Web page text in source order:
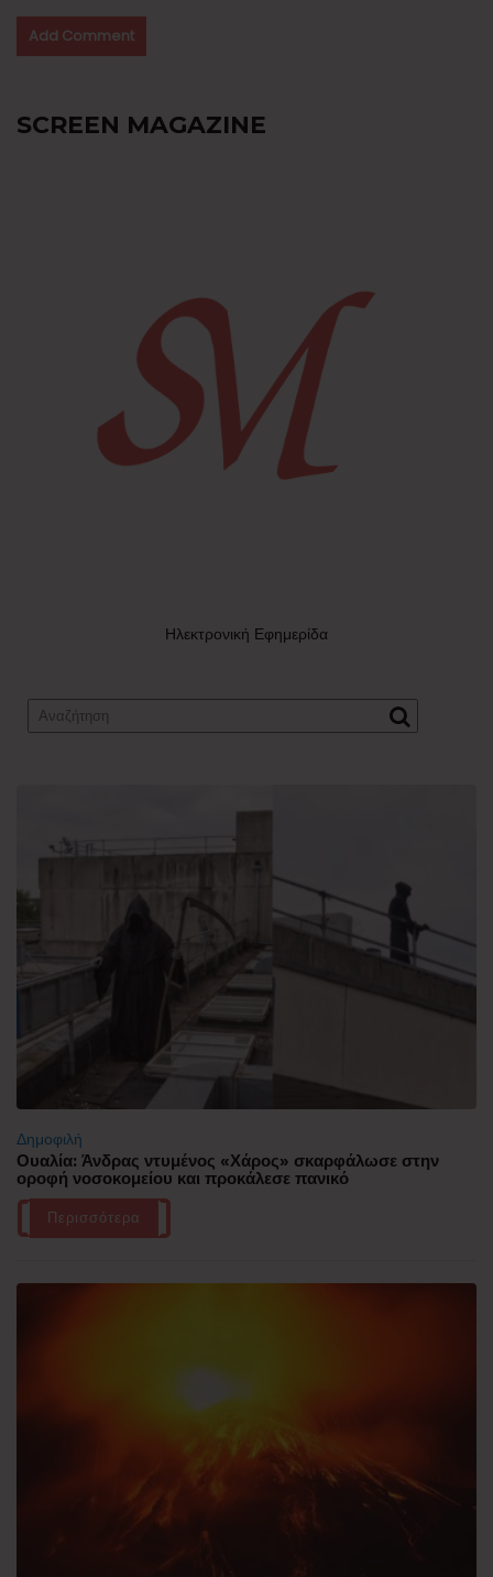
SCREEN MAGAZINE
Ηλεκτρονική Εφημερίδα
Δημοφιλή
Ουαλία: Άνδρας ντυμένος «Χάρος» σκαρφάλωσε στην
οροφή νοσοκομείου και προκάλεσε πανικό
Περισσότερα